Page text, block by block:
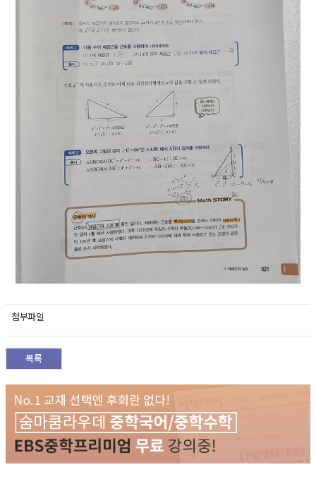
첨부파일
목록